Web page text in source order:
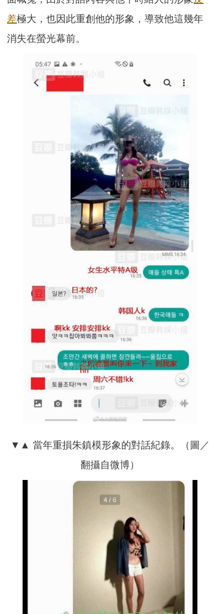
差極大，也因此重創他的形象，導致他這幾年
消失在螢光幕前。
▼▲ 當年重損朱鎮模形象的對話紀錄。（圖／
翻攝自微博）